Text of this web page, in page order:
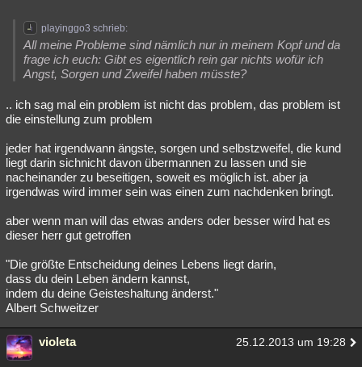
playinggo3 schrieb:
All meine Probleme sind nämlich nur in meinem Kopf und da
frage ich euch: Gibt es eigentlich rein gar nichts wofür ich
Angst, Sorgen und Zweifel haben müsste?
.. ich sag mal ein problem ist nicht das problem, das problem ist
die einstellung zum problem
jeder hat irgendwann ängste, sorgen und selbstzweifel, die kund
liegt darin sichnicht davon übermannen zu lassen und sie
nacheinander zu beseitigen, soweit es möglich ist. aber ja
irgendwas wird immer sein was einen zum nachdenken bringt.
aber wenn man will das etwas anders oder besser wird hat es
dieser herr gut getroffen
"Die größte Entscheidung deines Lebens liegt darin,
dass du dein Leben ändern kannst,
indem du deine Geisteshaltung änderst."
Albert Schweitzer
violeta 25.12.2013 um 19:28